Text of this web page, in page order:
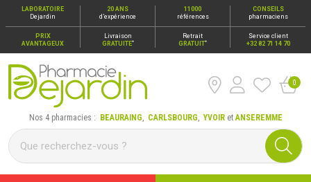
LABORATOIRE
Dejardin
20 ANS
d’expérience
11000
références
CONSEILS
pharmaciens
PRIX
AVANTAGEUX
Livraison
GRATUITE*
Retrait
GRATUIT*
Service client
+32 82 71 14 70
Pharmacie Dejardin Nos 4 pharmacies : Beauraing,
0
Nos 4 pharmacies : BEAURAING, CARLSBOURG,YVOIRetANSEREMME